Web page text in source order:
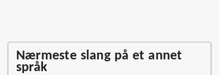
Nærmeste slang på et annet
språk